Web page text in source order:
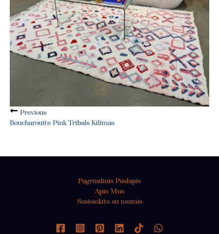
Previous
Boucharouite Pink Tribals Kilimas
Pagrindinis Puslapis
Apie Mus
Susisiekite su mumis